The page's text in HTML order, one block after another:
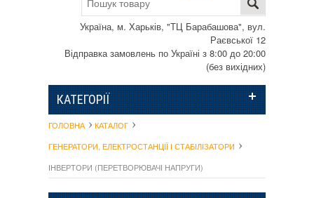
Україна, м. Харьків, "ТЦ Барабашова", вул.
Раєвської 12
Відправка замовлень по Україні з 8:00 до 20:00
(без вихідних)
КАТЕГОРІЇ
ГОЛОВНА
КАТАЛОГ
ГЕНЕРАТОРИ, ЕЛЕКТРОСТАНЦІЇ І СТАБІЛІЗАТОРИ
ІНВЕРТОРИ (ПЕРЕТВОРЮВАЧІ НАПРУГИ)